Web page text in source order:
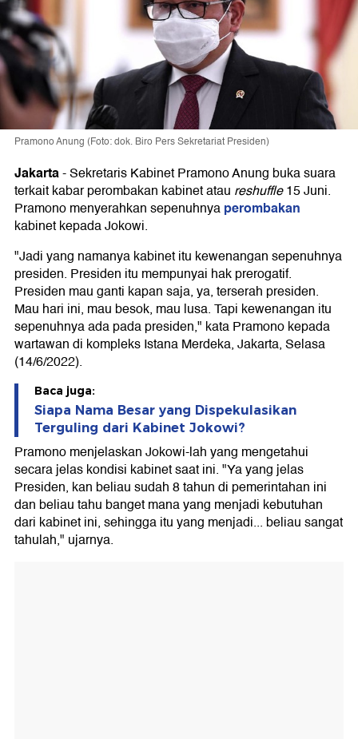
Pramono Anung (Foto: dok. Biro Pers Sekretariat Presiden)
Jakarta-Sekretaris Kabinet Pramono Anung buka suara
terkait kabar perombakan kabinet atau reshuffle15 Juni.
Pramono menyerahkan sepenuhnyaperombakan
kabinet kepada Jokowi.
"Jadi yang namanya kabinet itu kewenangan sepenuhnya
presiden. Presiden itu mempunyai hak prerogatif.
Presiden mau ganti kapan saja, ya, terserah presiden.
Mau hari ini, mau besok, mau lusa. Tapi kewenangan itu
sepenuhnya ada pada presiden," kata Pramono kepada
wartawan di kompleks Istana Merdeka, Jakarta, Selasa
(14/6/2022).
Baca juga:
Siapa Nama Besar yang Dispekulasikan
Terguling dari Kabinet Jokowi?
Pramono menjelaskan Jokowi-lah yang mengetahui
secara jelas kondisi kabinet saat ini. "Ya yang jelas
Presiden, kan beliau sudah 8 tahun di pemerintahan ini
dan beliau tahu banget mana yang menjadi kebutuhan
dari kabinet ini, sehingga itu yang menjadi... beliau sangat
tahulah," ujarnya.